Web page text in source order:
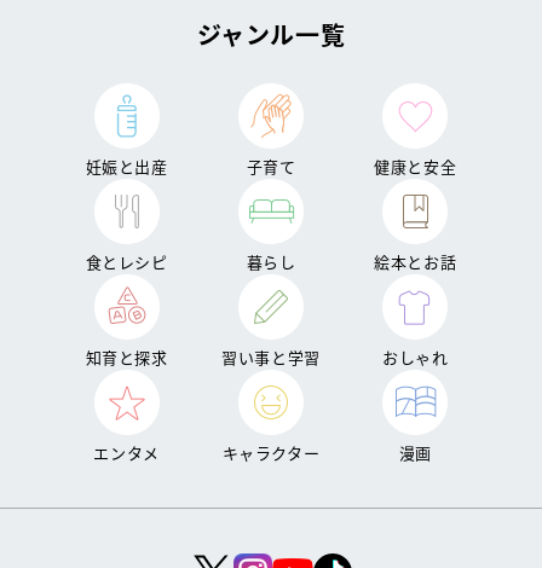
ジャンル一覧
妊娠と出産 子育て 健康と安全
食とレシピ 暮らし 絵本とお話
知育と探求 習い事と学習 おしゃれ
エンタメ キャラクター 漫画